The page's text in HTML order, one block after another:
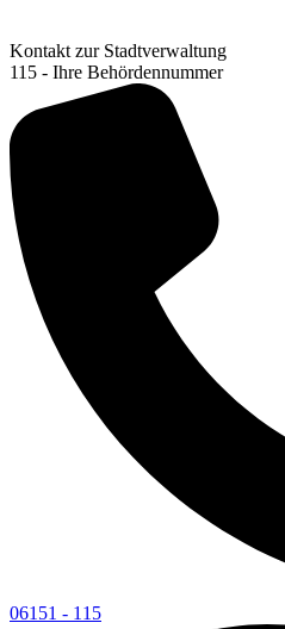
Kontakt zur Stadtverwaltung
115 - Ihre Behördennummer
06151 - 115